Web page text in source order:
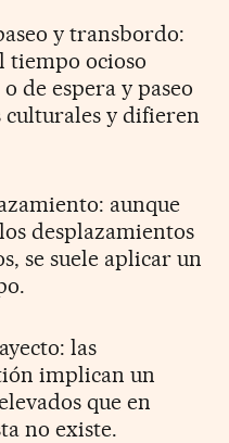
y transbordo:
tiempo ocioso
de espera y paseo
culturales y difieren
aunque
desplazamientos
se suele aplicar un
las
implican un
que en
no existe.